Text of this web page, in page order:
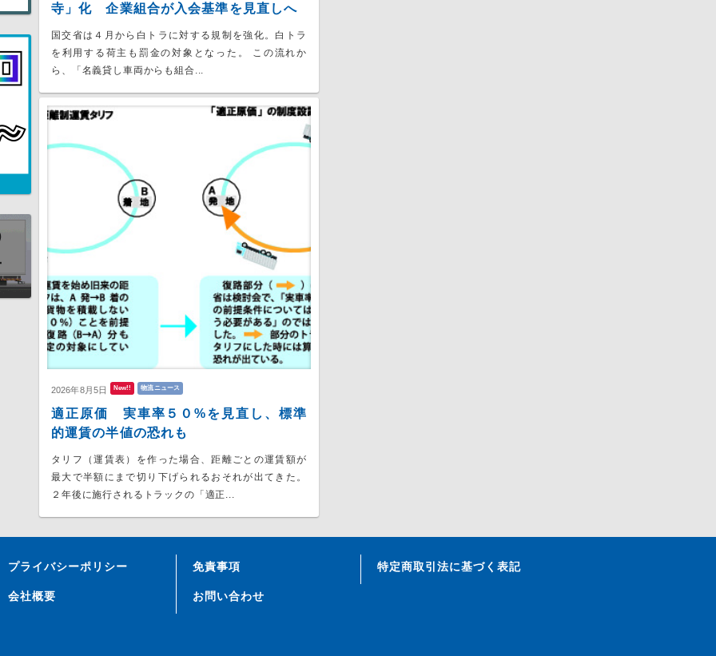
寺」化 企業組合が入会基準を見直しへ
国交省は４月から白トラに対する規制を強化。白トラ
を利用する荷主も罰金の対象となった。 この流れか
ら、「名義貸し車両からも組合...
2026年8月5日 New!! 物流ニュース
適正原価 実車率５０%を見直し、標準
的運賃の半値の恐れも
タリフ（運賃表）を作った場合、距離ごとの運賃額が
最大で半額にまで切り下げられるおそれが出てきた。
２年後に施行されるトラックの「適正...
プライバシーポリシー 免責事項 特定商取引法に基づく表記
会社概要 お問い合わせ